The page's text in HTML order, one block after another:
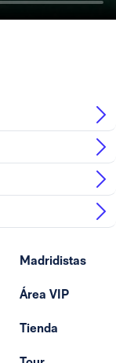
Madridistas
Área VIP
Tienda